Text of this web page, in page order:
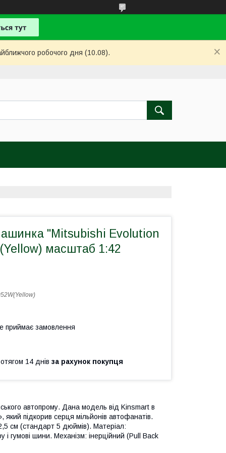
робочого дня (10.08).
"Mitsubishi Evolution
масштаб 1:42
приймає замовлення
14 днів за рахунок покупця
автопрому. Дана модель від Kinsmart в
підкорив серця мільйонів автофанатів.
см (стандарт 5 дюймів). Матеріал:
і гумові шини. Механізм: інерційний (Pull Back